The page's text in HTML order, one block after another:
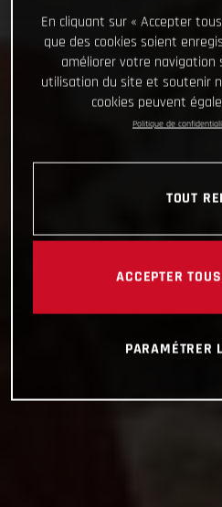
En cliquant sur « Accepter
que des cookies soient
améliorer votre navigation
utilisation du site et soutenir
cookies peuvent
Politique de
TOUT
ACCEPTER
PARAMÉTRER